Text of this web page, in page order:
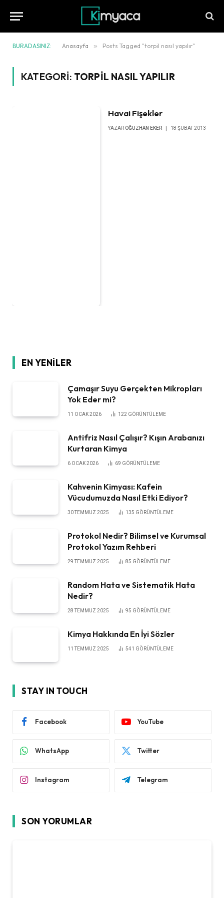
BURADASINIZ: Anasayfa » Posts Tagged "torpil nasıl yapılır"
KATEGORI: TORPIL NASIL YAPILIR
Havai Fişekler
YAZAR OĞUZHAN EKER 18 ŞUBAT 2013
EN YENILER
Çamaşır Suyu Gerçekten Mikropları
Yok Eder mi?
11 OCAK 2026 122 GÖRÜNTÜLEME
Antifriz Nasıl Çalışır? Kışın Arabanızı
Kurtaran Kimya
6 OCAK 2026 69 GÖRÜNTÜLEME
Kahvenin Kimyası: Kafein
Vücudumuzda Nasıl Etki Ediyor?
30 TEMMUZ 2025 135 GÖRÜNTÜLEME
Protokol Nedir? Bilimsel ve Kurumsal
Protokol Yazım Rehberi
29 TEMMUZ 2025 85 GÖRÜNTÜLEME
Random Hata ve Sistematik Hata
Nedir?
28 TEMMUZ 2025 95 GÖRÜNTÜLEME
Kimya Hakkında En İyi Sözler
11 TEMMUZ 2025 541 GÖRÜNTÜLEME
STAY IN TOUCH
Facebook YouTube
WhatsApp Twitter
Instagram Telegram
SON YORUMLAR